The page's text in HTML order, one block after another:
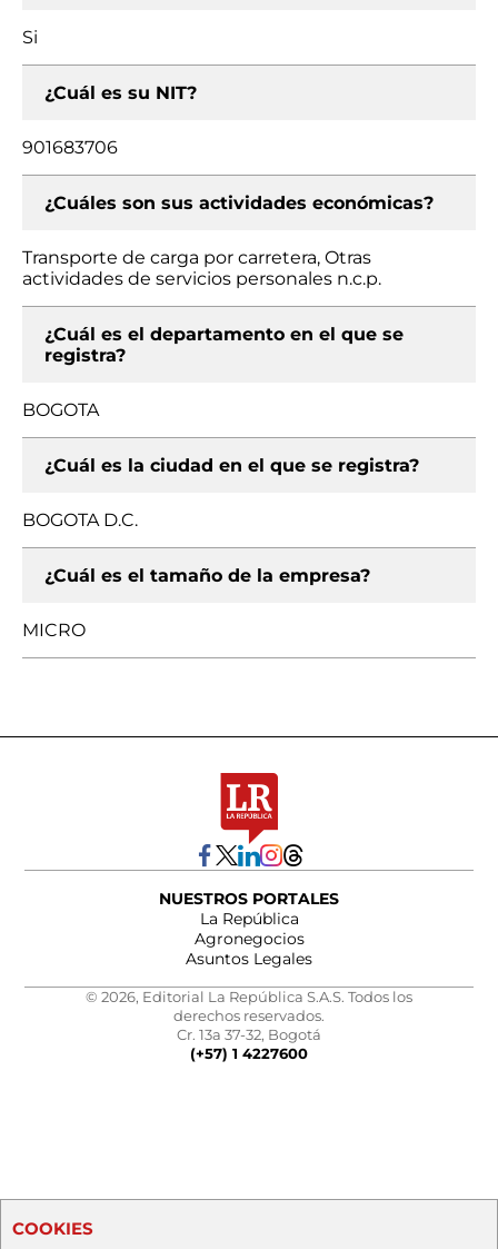
Si
¿Cuál es su NIT?
901683706
¿Cuáles son sus actividades económicas?
Transporte de carga por carretera, Otras
actividades de servicios personales n.c.p.
¿Cuál es el departamento en el que se
registra?
BOGOTA
¿Cuál es la ciudad en el que se registra?
BOGOTA D.C.
¿Cuál es el tamaño de la empresa?
MICRO
NUESTROS PORTALES
La República
Agronegocios
Asuntos Legales
© 2026, Editorial La República S.A.S. Todos los
derechos reservados.
Cr. 13a 37-32, Bogotá
(+57) 1 4227600
COOKIES